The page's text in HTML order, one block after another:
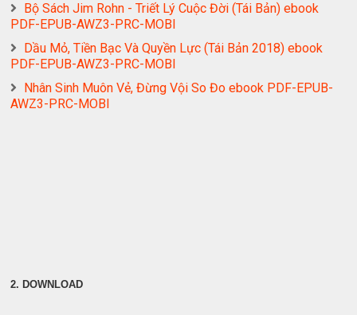
Bộ Sách Jim Rohn - Triết Lý Cuộc Đời (Tái Bản) ebook
PDF-EPUB-AWZ3-PRC-MOBI
Dầu Mỏ, Tiền Bạc Và Quyền Lực (Tái Bản 2018) ebook
PDF-EPUB-AWZ3-PRC-MOBI
Nhân Sinh Muôn Vẻ, Đừng Vội So Đo ebook PDF-EPUB-
AWZ3-PRC-MOBI
2. DOWNLOAD